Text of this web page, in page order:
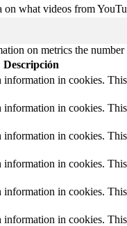
what videos from
on metrics the
Descripción
in cookies.
in cookies.
in cookies.
in cookies.
in cookies.
in cookies.